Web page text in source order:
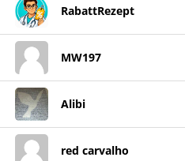
RabattRezept
MW197
Alibi
red carvalho